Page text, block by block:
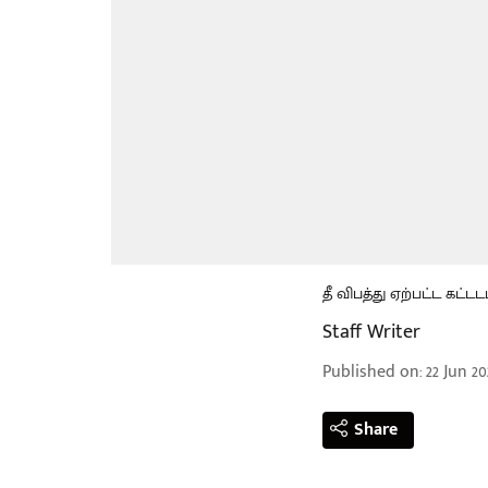
தீ விபத்து ஏற்பட்ட
Staff Writer
Published on:22 Jun
Share